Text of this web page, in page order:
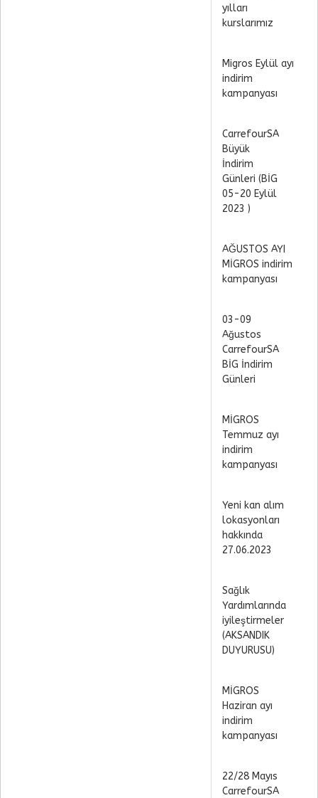
yılları
kurslarımız
Migros Eylül ayı
indirim
kampanyası
CarrefourSA
Büyük
İndirim
Günleri (BİG
05-20 Eylül
2023 )
AĞUSTOS AYI
MİGROS indirim
kampanyası
03-09
Ağustos
CarrefourSA
BİG İndirim
Günleri
MİGROS
Temmuz ayı
indirim
kampanyası
Yeni kan alım
lokasyonları
hakkında
27.06.2023
Sağlık
Yardımlarında
iyileştirmeler
(AKSANDIK
DUYURUSU)
MİGROS
Haziran ayı
indirim
kampanyası
22/28 Mayıs
CarrefourSA